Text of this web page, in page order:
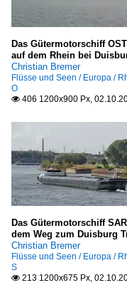
Das Gütermotorschiff
auf dem Rhein bei
Christian Bremer
Flüsse und Seen / Europa /
O
 406 1200x900 Px,
Das Gütermotorschiff
dem Weg zum Duisburg
Christian Bremer
Flüsse und Seen / Europa /
S
 213 1200x675 Px,